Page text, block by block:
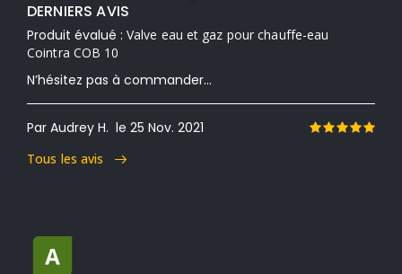
DERNIERS AVIS
Produit évalué : Valve eau et gaz pour chauffe-eau
Cointra COB 10
N’hésitez pas à commander...
Par Audrey H. le 25 Nov. 2021
Tous les avis